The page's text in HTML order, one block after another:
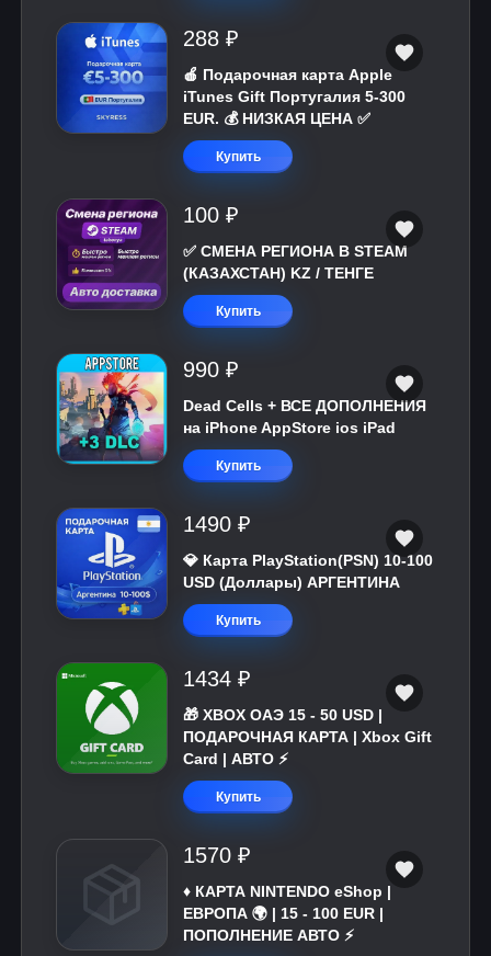
288 ₽
🍎 Подарочная карта Apple
iTunes Gift Португалия 5-300
EUR. 💰 НИЗКАЯ ЦЕНА ✅
Купить
100 ₽
✅ СМЕНА РЕГИОНА В STEAM
(КАЗАХСТАН) KZ / ТЕНГЕ
Купить
990 ₽
Dead Cells + ВСЕ ДОПОЛНЕНИЯ
на iPhone AppStore ios iPad
Купить
1490 ₽
💎 Карта PlayStation(PSN) 10-100
USD (Доллары) АРГЕНТИНА
Купить
1434 ₽
🎁 XBOX ОАЭ 15 - 50 USD |
ПОДАРОЧНАЯ КАРТА | Xbox Gift
Card | АВТО ⚡
Купить
1570 ₽
♦️ КАРТА NINTENDO eShop |
ЕВРОПА 🌍 | 15 - 100 EUR |
ПОПОЛНЕНИЕ АВТО ⚡